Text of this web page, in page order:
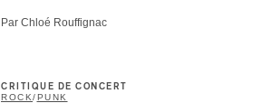
Par Chloé Rouffignac
CRITIQUE DE CONCERT
ROCK/PUNK